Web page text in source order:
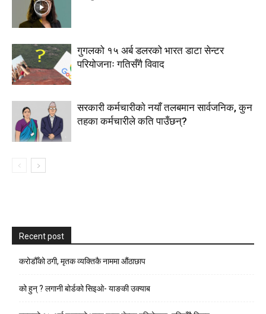
गुगलको १५ अर्ब डलरको भारत डाटा सेन्टर
परियोजनाः गतिसँगै विवाद
सरकारी कर्मचारीकाे नयाँ तलबमान सार्वजनिक, कुन
तहका कर्मचारीले कति पाउँछन्?
Recent post
करोडौँको ठगी, मृतक व्यक्तिकै नाममा औंठाछाप
को हुन् ? लगानी बोर्डको सिइओ- याङकी उक्याब